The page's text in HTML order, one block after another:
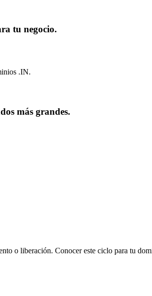
tu negocio.
.IN.
más grandes.
o liberación. Conocer este ciclo para tu